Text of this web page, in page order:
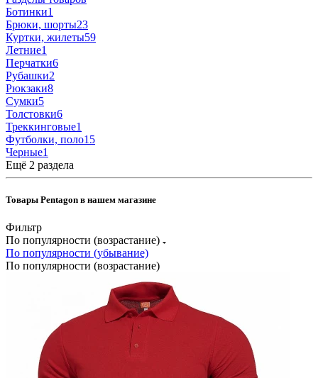
Ботинки1
Брюки, шорты23
Куртки, жилеты59
Летние1
Перчатки6
Рубашки2
Рюкзаки8
Сумки5
Толстовки6
Треккинговые1
Футболки, поло15
Черные1
Ещё 2 раздела
Товары Pentagon в нашем магазине
Фильтр
По популярности (возрастание)
По популярности (убывание)
По популярности (возрастание)